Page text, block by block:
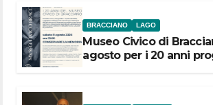
BRACCIANO LAGO
Museo Civico di
agosto per i 20 anni